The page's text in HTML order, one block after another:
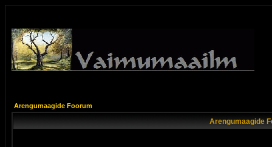
Arengumaagide Foorum
Arengumaagide